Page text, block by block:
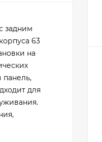
задним
63
на
панель,
для